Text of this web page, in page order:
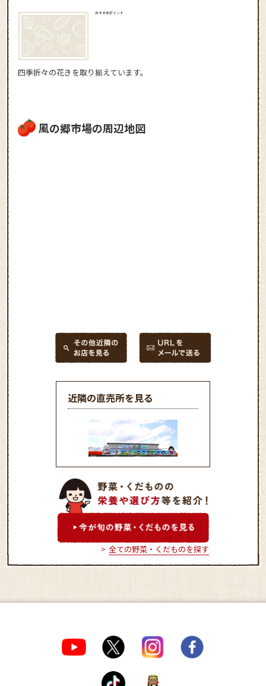
おすすめポイント
四季折々の花きを取り揃えています。
風の郷市場の周辺地図
近隣の直売所を見る
ふれあい市場 旬の館日出
店
全ての野菜・くだものを探す